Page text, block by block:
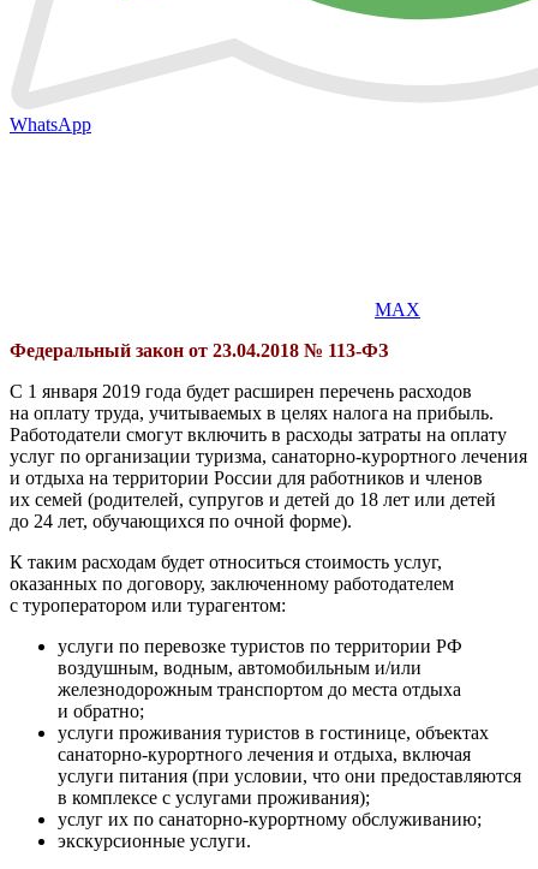
WhatsApp
MAX
Федеральный закон от 23.04.2018 № 113-ФЗ
С 1 января 2019 года будет расширен перечень расходов
на оплату труда, учитываемых в целях налога на прибыль.
Работодатели смогут включить в расходы затраты на оплату
услуг по организации туризма, санаторно-курортного лечения
и отдыха на территории России для работников и членов
их семей (родителей, супругов и детей до 18 лет или детей
до 24 лет, обучающихся по очной форме).
К таким расходам будет относиться стоимость услуг,
оказанных по договору, заключенному работодателем
с туроператором или турагентом:
услуги по перевозке туристов по территории РФ
воздушным, водным, автомобильным и/или
железнодорожным транспортом до места отдыха
и обратно;
услуги проживания туристов в гостинице, объектах
санаторно-курортного лечения и отдыха, включая
услуги питания (при условии, что они предоставляются
в комплексе с услугами проживания);
услуг их по санаторно-курортному обслуживанию;
экскурсионные услуги.